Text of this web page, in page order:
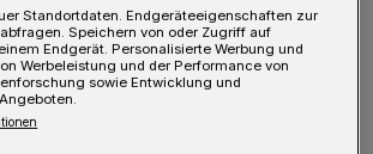
Standortdaten. Endgeräteeigenschaften zur
Speichern von oder Zugriff auf
Endgerät. Personalisierte Werbung und
Werbeleistung und der Performance von
sowie Entwicklung und